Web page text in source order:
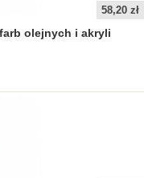
58,20 zł
olejnych i akryli